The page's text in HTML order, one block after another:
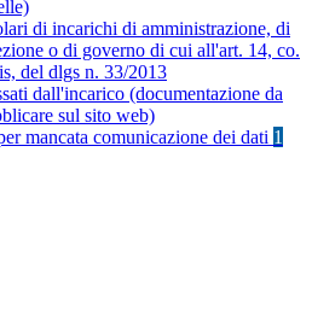
di incarichi di amministrazione, di
o di governo di cui all'art. 14, co.
del dlgs n. 33/2013
dall'incarico (documentazione da
sul sito web)
mancata comunicazione dei dati 1